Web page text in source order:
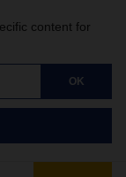
content for
OK